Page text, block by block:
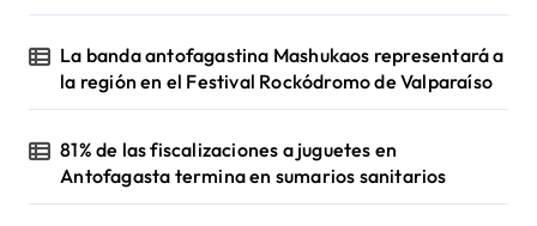
La banda antofagastina Mashukaos representará a
la región en el Festival Rockódromo de Valparaíso
81% de las fiscalizaciones a juguetes en
Antofagasta termina en sumarios sanitarios